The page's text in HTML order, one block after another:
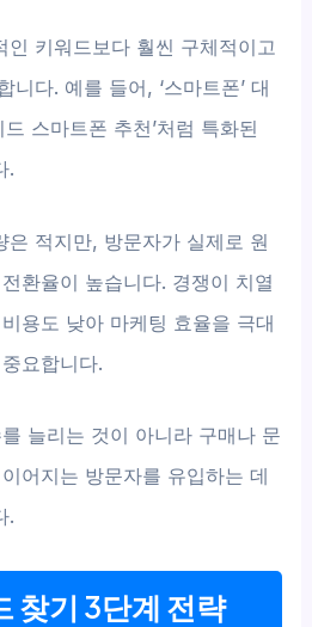
인 키워드보다 훨씬 구체적이고
니다. 예를 들어, ‘스마트폰’ 대
스마트폰 추천’처럼 특화된
.
은 적지만, 방문자가 실제로 원
환율이 높습니다. 경쟁이 치열
용도 낮아 마케팅 효율을 극대
요합니다.
늘리는 것이 아니라 구매나 문
어지는 방문자를 유입하는 데
.
찾기 3단계 전략